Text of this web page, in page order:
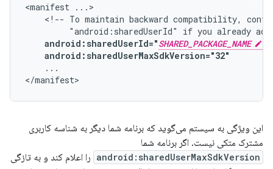
<manifest
<!-- To maintain backward compatibility,
"android:sharedUserId"
if you already
android:sharedUserId="SHARED_PACKAGE_NAME
android:sharedUserMaxSdkVersion="32"
...
</manifest>
این ویژگی به سیستم می‌گوید که برنامه شما دیگر به شناسه کاربری
مشترک متکی نیست. اگر برنامه شما
android:sharedUserMaxSdkVersion را اعلام کند و به تازگی